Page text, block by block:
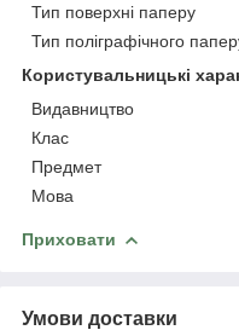
Тип поверхні паперу
Тип поліграфічного
Користувальницькі
Видавництво
Клас
Предмет
Мова
Приховати
Умови доставки